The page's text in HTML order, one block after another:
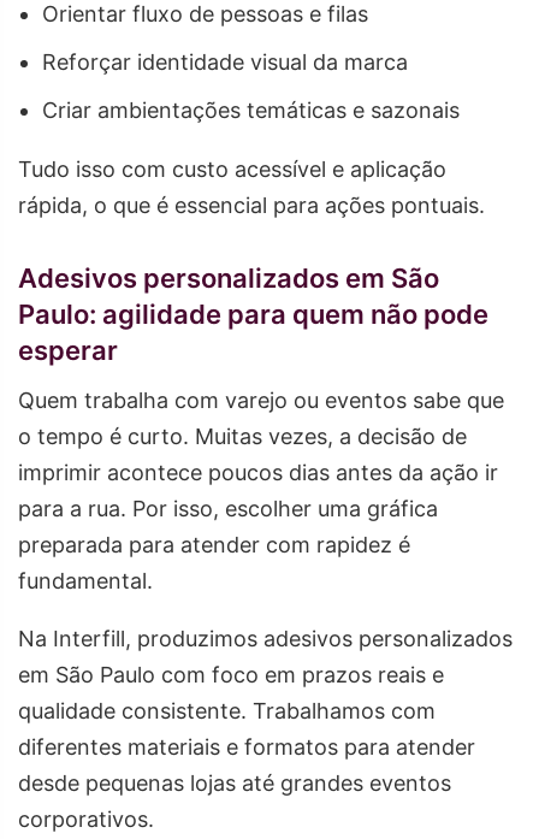
Orientar fluxo de pessoas e filas
Reforçar identidade visual da marca
Criar ambientações temáticas e sazonais
Tudo isso com custo acessível e aplicação
rápida, o que é essencial para ações pontuais.
Adesivos personalizados em São
Paulo: agilidade para quem não pode
esperar
Quem trabalha com varejo ou eventos sabe que
o tempo é curto. Muitas vezes, a decisão de
imprimir acontece poucos dias antes da ação ir
para a rua. Por isso, escolher uma gráfica
preparada para atender com rapidez é
fundamental.
Na Interfill, produzimos adesivos personalizados
em São Paulo com foco em prazos reais e
qualidade consistente. Trabalhamos com
diferentes materiais e formatos para atender
desde pequenas lojas até grandes eventos
corporativos.